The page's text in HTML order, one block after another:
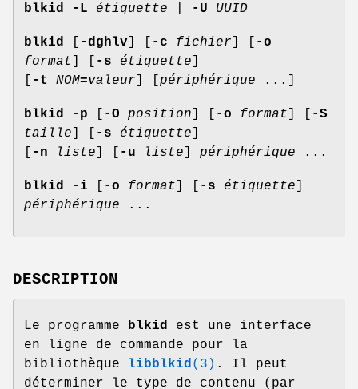
blkid -L étiquette -U UUID
blkid -dghlv -c fichier
-o
format
-s étiquette
-t NOM=valeur périphérique ...]
blkid -p -O position -o format
-S
taille
-s étiquette
-n liste -u liste périphérique ...
blkid -i -o format -s étiquette
périphérique ...
DESCRIPTION
Le programme blkid
est une interface
en ligne de commande pour la
bibliothèque libblkid (3) . Il peut
déterminer le type de contenu (par